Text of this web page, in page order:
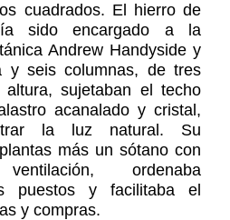
cuadrados. El hierro de
sido encargado a la
Andrew Handyside y
y seis columnas, de tres
sujetaban el techo
acanalado y cristal,
la luz natural. Su
más un sótano con
ordenaba
puestos y facilitaba el
y compras.